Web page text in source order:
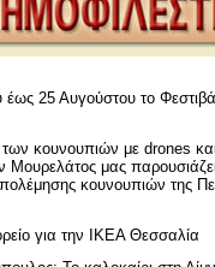
έως 25 Αυγούστου το
κουνουπιών με drones
μας παρουσιάζει
κουνουπιών της
για την ΙΚΕΑ Θεσσαλία